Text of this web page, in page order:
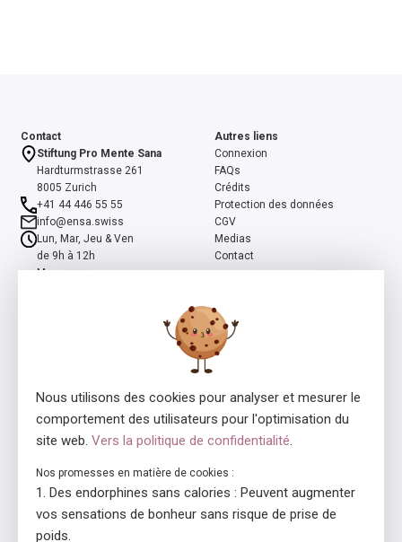
Contact
Stiftung Pro Mente Sana
Hardturmstrasse 261
8005 Zurich
+41 44 446 55 55
info@ensa.swiss
Lun, Mar, Jeu & Ven
de 9h à 12h
Mer
Autres liens
Connexion
FAQs
Crédits
Protection des données
CGV
Medias
Contact
ensa est un programme co-initié par la Fondation suisse Pro Mente
et Ernst Göhner.
Consédant de la licence
Nous utilisons des cookies pour analyser et mesurer le
comportement des utilisateurs pour l'optimisation du
site web. Vers la politique de confidentialité
Nos promesses en matière de cookies :
Des endorphines sans calories : Peuvent augmenter
vos sensations de bonheur sans risque de prise de
poids.